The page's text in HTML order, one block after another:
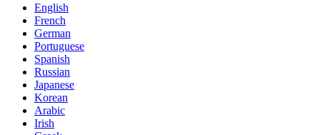
English
French
German
Portuguese
Spanish
Russian
Japanese
Korean
Arabic
Irish